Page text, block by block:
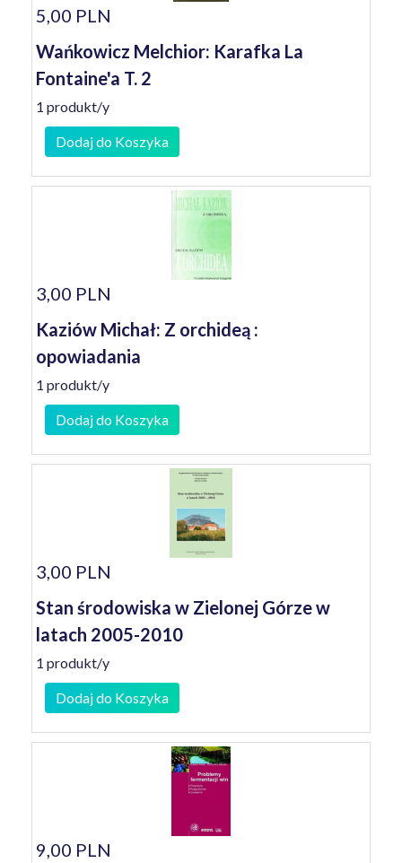
5,00 PLN
Wańkowicz Melchior: Karafka La
Fontaine'a T. 2
1 produkt/y
Dodaj do Koszyka
3,00 PLN
Kaziów Michał: Z orchideą :
opowiadania
1 produkt/y
Dodaj do Koszyka
3,00 PLN
Stan środowiska w Zielonej Górze w
latach 2005-2010
1 produkt/y
Dodaj do Koszyka
9,00 PLN